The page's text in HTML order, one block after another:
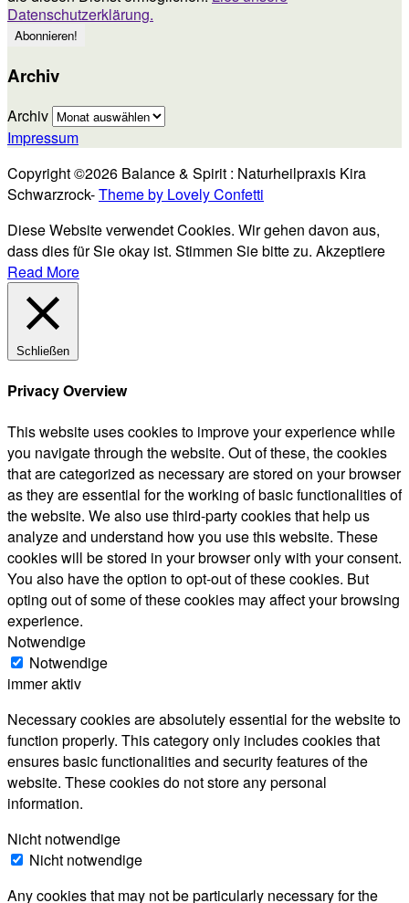
Datenschutzerklärung.
Archiv
Archiv
Impressum
Copyright ©2026 Balance & Spirit : Naturheilpraxis Kira
Schwarzrock-Theme by Lovely Confetti
Diese Website verwendet Cookies. Wir gehen davon aus,
dass dies für Sie okay ist. Stimmen Sie bitte zu. Akzeptiere
Read More
Schließen
Privacy Overview
This website uses cookies to improve your experience while
you navigate through the website. Out of these, the cookies
that are categorized as necessary are stored on your browser
as they are essential for the working of basic functionalities of
the website. We also use third-party cookies that help us
analyze and understand how you use this website. These
cookies will be stored in your browser only with your consent.
You also have the option to opt-out of these cookies. But
opting out of some of these cookies may affect your browsing
experience.
Notwendige
Notwendige
immer aktiv
Necessary cookies are absolutely essential for the website to
function properly. This category only includes cookies that
ensures basic functionalities and security features of the
website. These cookies do not store any personal
information.
Nicht notwendige
Nicht notwendige
Any cookies that may not be particularly necessary for the